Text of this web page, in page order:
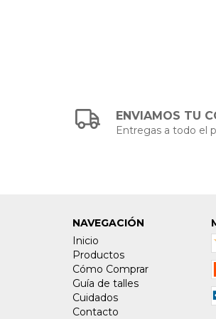
ENVIAMOS TU
Entregas a todo el
NAVEGACIÓN
Inicio
Productos
Cómo Comprar
Guía de talles
Cuidados
Contacto